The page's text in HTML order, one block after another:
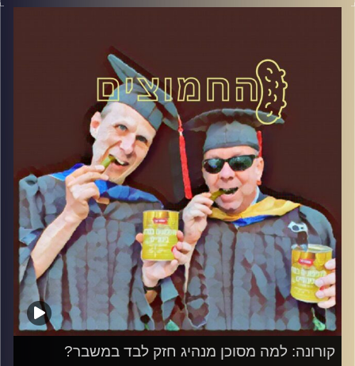
עם פרופסור בועז בן-דוד ופרופסור גלעד
הירשברגר
והפעם: ממשלת אחדות: השתפנות או אחריות
קרדיט תמונות:AudioVersity
קורונה: למה מסוכן מנהיג חזק לבד במשבר?